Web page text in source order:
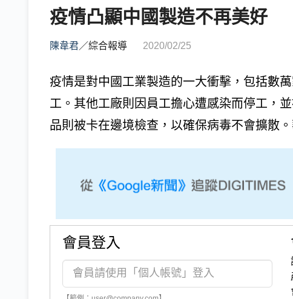
疫情凸顯中國製造不再美好
陳韋君／綜合報導 2020/02/25
疫情是對中國工業製造的一大衝擊，包括數
工。其他工廠則因員工擔心遭感染而停工，
品則被卡在邊境檢查，以確保病毒不會擴散
會員登入